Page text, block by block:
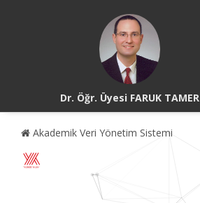
Dr. Öğr. Üyesi FARUK TAMER
Akademik Veri Yönetim Sistemi